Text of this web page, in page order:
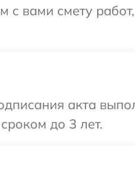
с вами смету
акта
до 3 лет.